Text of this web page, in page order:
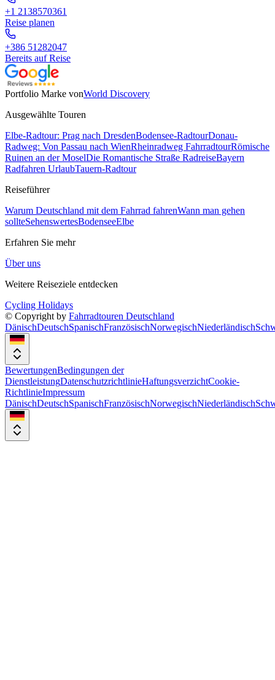
+1 2138570361
Reise planen
+386 51282047
Bereits auf Reise
Portfolio Marke vonWorld Discovery
Ausgewählte Touren
Elbe-Radtour: Prag nach DresdenBodensee-RadtourDonau-
Radweg: Von Passau nach WienRheinradweg FahrradtourRömische
Ruinen an der MoselDie Romantische Straße RadreiseBayern
Radfahren UrlaubTauern-Radtour
Reiseführer
Warum Deutschland mit dem Fahrrad fahrenWann man gehen
sollteSehenswertesBodenseeElbe
Erfahren Sie mehr
Über uns
Weitere Reiseziele entdecken
Cycling Holidays
© Copyright by Fahrradtouren Deutschland
DänischDeutschSpanischFranzösischNorwegischNiederländisch
BewertungenBedingungen der
DienstleistungDatenschutzrichtlinieHaftungsverzichtCookie-
RichtlinieImpressum
DänischDeutschSpanischFranzösischNorwegischNiederländisch